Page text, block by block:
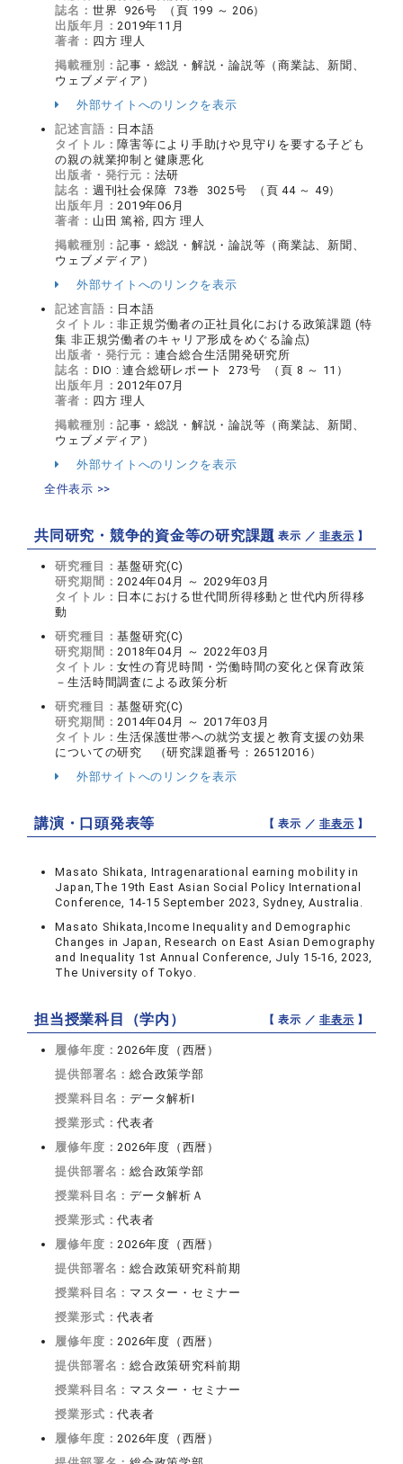
誌名： 世界 926号 （頁 199 ～ 206）
出版年月：2019年11月
著者： 四方 理人
掲載種別：記事・総説・解説・論説等（商業誌、新聞、
ウェブメディア）
外部サイトへのリンクを表示
記述言語： 日本語
タイトル： 障害等により手助けや見守りを要する子ども
の親の就業抑制と健康悪化
出版者・発行元： 法研
誌名： 週刊社会保障 73巻 3025号 （頁 44 ～ 49）
出版年月：2019年06月
著者： 山田 篤裕, 四方 理人
掲載種別：記事・総説・解説・論説等（商業誌、新聞、
ウェブメディア）
外部サイトへのリンクを表示
記述言語： 日本語
タイトル：非正規労働者の正社員化における政策課題 (特
集 非正規労働者のキャリア形成をめぐる論点)
出版者・発行元： 連合総合生活開発研究所
誌名： DIO : 連合総研レポート 273号 （頁 8 ～ 11）
出版年月：2012年07月
著者： 四方 理人
掲載種別：記事・総説・解説・論説等（商業誌、新聞、
ウェブメディア）
外部サイトへのリンクを表示
全件表示 >>
共同研究・競争的資金等の研究課題【 表示 ／非表示 】
研究種目：基盤研究(C)
研究期間：2024年04月 ～ 2029年03月
タイトル： 日本における世代間所得移動と世代内所得移
動
研究種目：基盤研究(C)
研究期間：2018年04月 ～ 2022年03月
タイトル：女性の育児時間・労働時間の変化と保育政策
－生活時間調査による政策分析
研究種目：基盤研究(C)
研究期間：2014年04月 ～ 2017年03月
タイトル：生活保護世帯への就労支援と教育支援の効果
についての研究 （研究課題番号：26512016）
外部サイトへのリンクを表示
講演・口頭発表等 【 表示 ／非表示 】
Masato Shikata, Intragenarational earning mobility in
Japan,The 19th East Asian Social Policy International
Conference, 14-15 September 2023, Sydney, Australia.
Masato Shikata,Income Inequality and Demographic
Changes in Japan, Research on East Asian Demography
and Inequality 1st Annual Conference, July 15-16, 2023,
The University of Tokyo.
担当授業科目（学内） 【 表示 ／非表示 】
履修年度：2026年度（西暦）
提供部署名：総合政策学部
授業科目名：データ解析I
授業形式：代表者
履修年度：2026年度（西暦）
提供部署名：総合政策学部
授業科目名：データ解析Ａ
授業形式：代表者
履修年度：2026年度（西暦）
提供部署名：総合政策研究科前期
授業科目名： マスター・セミナー
授業形式：代表者
履修年度：2026年度（西暦）
提供部署名：総合政策研究科前期
授業科目名： マスター・セミナー
授業形式：代表者
履修年度：2026年度（西暦）